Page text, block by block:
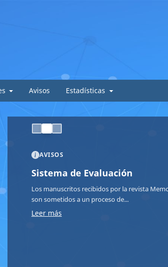
Avisos Estadísticas
AVISOS
Sistema de Evaluación
Los manuscritos recibidos por la revista
son sometidos a un proceso de...
Leer más